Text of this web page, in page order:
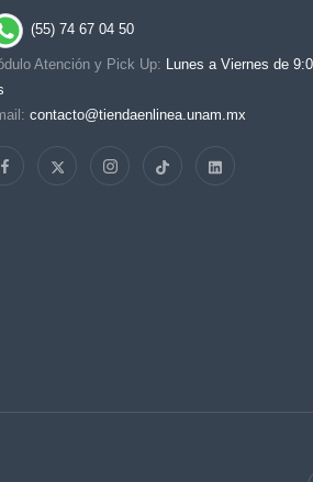
(55) 74 67 04 50
Atención y Pick Up: Lunes a Viernes de
contacto@tiendaenlinea.unam.mx